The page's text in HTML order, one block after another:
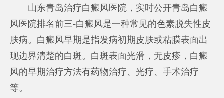
山东青岛治疗白癜风医院，实时公开青岛白癜
风医院排名前三-白癜风是一种常见的色素脱失性皮
肤病。白癜风早期是指发病初期皮肤或粘膜表面出
现边界清楚的白斑。白斑表面光滑，无皮疹，白癜
风的早期治疗方法有药物治疗、光疗、手术治疗
等。